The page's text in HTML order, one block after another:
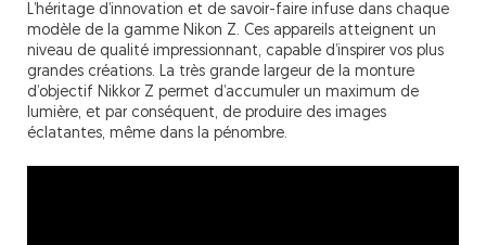
L’héritage d’innovation et de savoir-faire infuse dans chaque
modèle de la gamme Nikon Z. Ces appareils atteignent un
niveau de qualité impressionnant, capable d’inspirer vos plus
grandes créations. La très grande largeur de la monture
d’objectif Nikkor Z permet d’accumuler un maximum de
lumière, et par conséquent, de produire des images
éclatantes, même dans la pénombre.